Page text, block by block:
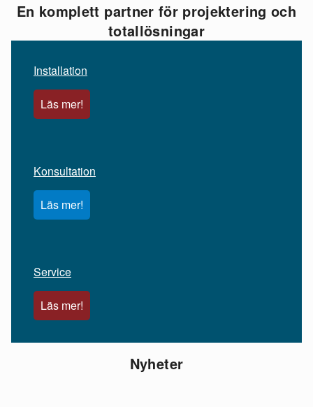
En komplett partner för projektering och
totallösningar
Installation
Läs mer!
Konsultation
Läs mer!
Service
Läs mer!
Nyheter